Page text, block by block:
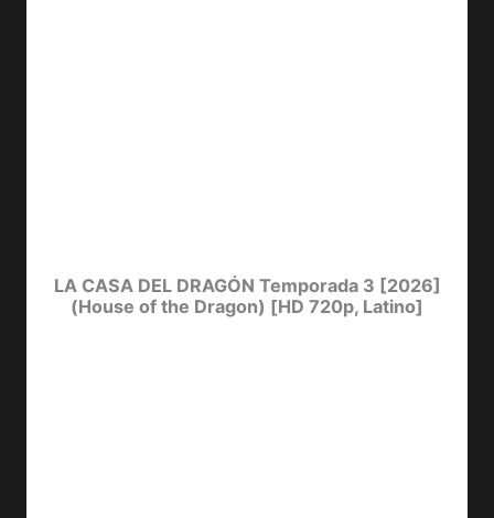
LA CASA DEL DRAGÓN Temporada 3 [2026]
(House of the Dragon) [HD 720p, Latino]